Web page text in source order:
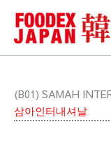
로
(B01) SAMAH
삼아인터내셔날